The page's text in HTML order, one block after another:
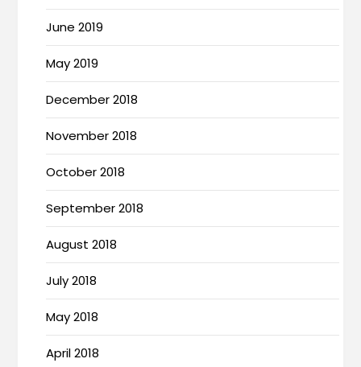
June 2019
May 2019
December 2018
November 2018
October 2018
September 2018
August 2018
July 2018
May 2018
April 2018